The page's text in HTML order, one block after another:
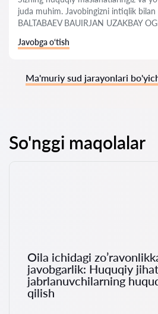
juda muhim. Javobingizni intiqlik
BALTABAEV BAUIRJAN UZAKBAY
Javobga o‘tish
Ma'muriy sud jarayonlari
So'nggi maqolalar
Oila ichidagi
javobgarlik: Huquqiy
jabrlanuvchilarning
qilish